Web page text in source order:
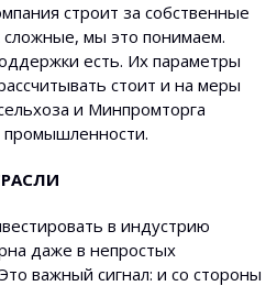
строит за собственные
сложные, мы это понимаем.
есть. Их параметры
стоит и на меры
и Минпромторга
промышленности.
в индустрию
даже в непростых
важный сигнал: и со стороны